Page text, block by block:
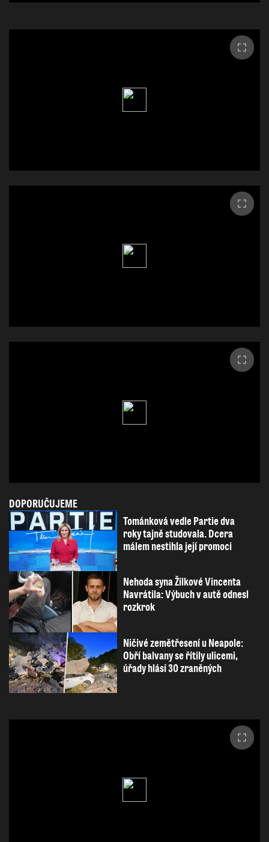
DOPORUČUJEME
Tománková vedle Partie dva
roky tajně studovala. Dcera
málem nestihla její promoci
Nehoda syna Žilkové Vincenta
Navrátila: Výbuch v autě odnesl
rozkrok
Ničivé zemětřesení u Neapole:
Obří balvany se řítily ulicemi,
úřady hlásí 30 zraněných